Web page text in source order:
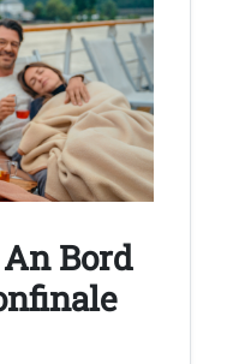
Bord